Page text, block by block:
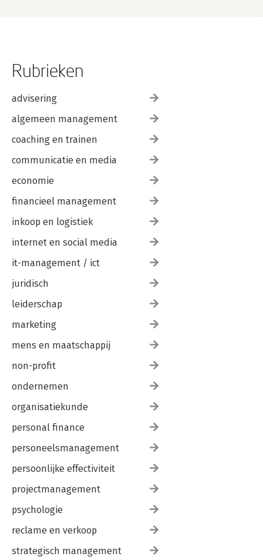
Rubrieken
advisering
algemeen management
coaching en trainen
communicatie en media
economie
financieel management
inkoop en logistiek
internet en social media
it-management / ict
juridisch
leiderschap
marketing
mens en maatschappij
non-profit
ondernemen
organisatiekunde
personal finance
personeelsmanagement
persoonlijke effectiviteit
projectmanagement
psychologie
reclame en verkoop
strategisch management